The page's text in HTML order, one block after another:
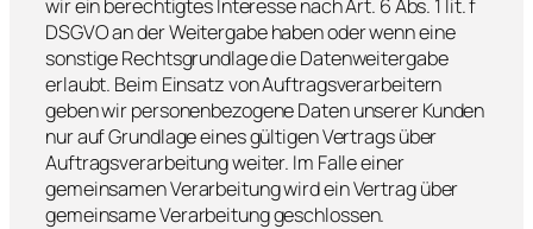
wir ein berechtigtes Interesse nach Art. 6 Abs. 1 lit. f
DSGVO an der Weitergabe haben oder wenn eine
sonstige Rechtsgrundlage die Datenweitergabe
erlaubt. Beim Einsatz von Auftragsverarbeitern
geben wir personenbezogene Daten unserer Kunden
nur auf Grundlage eines gültigen Vertrags über
Auftragsverarbeitung weiter. Im Falle einer
gemeinsamen Verarbeitung wird ein Vertrag über
gemeinsame Verarbeitung geschlossen.